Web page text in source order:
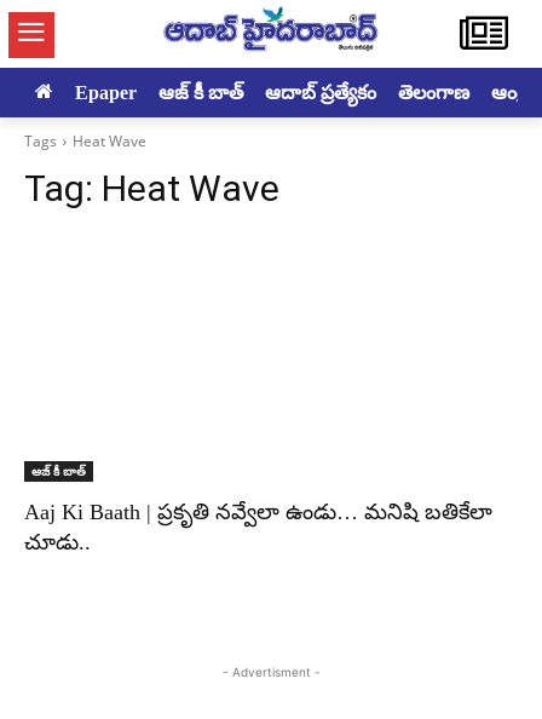
Epaper ఆజ్ కీ బాత్ ఆదాబ్ ప్రత్యేకం తెలంగాణ
Tags Heat Wave
Tag: Heat Wave
ఆజ్ కీ బాత్
Aaj Ki Baath | ప్రకృతి నవ్వేలా ఉండు… మనిషి బతికేలా
చూడు..
- Advertisment -